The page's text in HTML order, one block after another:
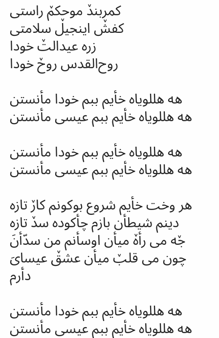
کمربندٚ موحکمٚ راستی
کفشٚ اینجیلٚ سلامتی
زره عیدالتٚ خودا
روح‌القدس روحٚ خودا
هه هللویاه خأیم ببم خودا مأنستن
هه هللویاه خأیم ببم عیسی مأنستن
هه هللویاه خأیم ببم خودا مأنستن
هه هللویاه خأیم ببم عیسی مأنستن
هر وخت خأیم شروع بوکونم کارٚ تازه
دینم شیطأن بازم چأکودهسدٚ تازه
جٚه می رأهٚ میأن اوسأنم من سدّأنَ
چون می قلبٚ میأن عشقٚ عیسایَ
دأرم
هه هللویاه خأیم ببم خودا مأنستن
هه هللویاه خأیم ببم عیسی مأنستن